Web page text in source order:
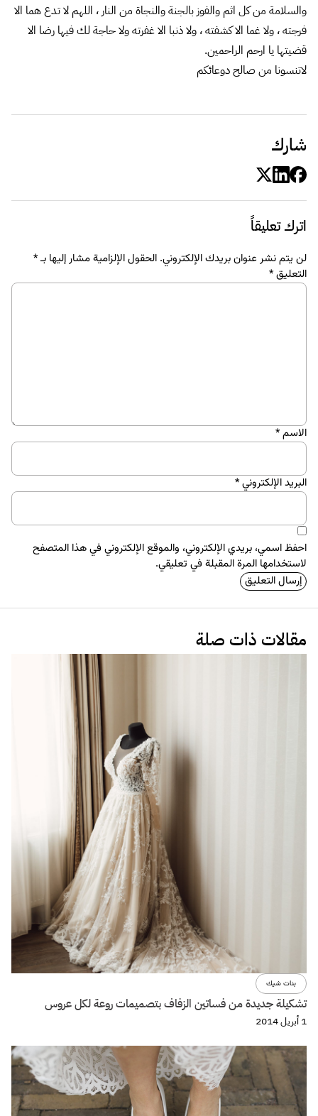
والسلامة من كل اثم والفوز بالجنة والنجاة من النار ، اللهم لا تدع هما الا
فرجته ، ولا غما الا كشفته ، ولا ذنبا الا غفرته ولا حاجة لك فيها رضا الا
قضيتها يا ارحم الراحمين.
لاتنسونا من صالح دوعائكم
شارك
اترك تعليقاً
لن يتم نشر عنوان بريدك الإلكتروني. الحقول الإلزامية مشار إليها بـ*
التعليق*
الاسم*
البريد الإلكتروني*
احفظ اسمي، بريدي الإلكتروني، والموقع الإلكتروني في هذا المتصفح
لاستخدامها المرة المقبلة في تعليقي.
مقالات ذات صلة
بنات شيك
تشكيلة جديدة من فساتين الزفاف بتصميمات روعة لكل عروس
1 أبريل 2014